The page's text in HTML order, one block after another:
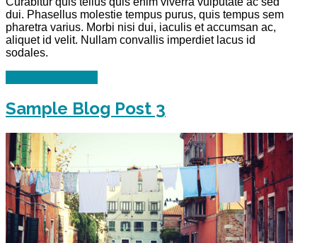
dui. Phasellus molestie tempus purus, quis tempus sem
pharetra varius. Morbi nisi dui, iaculis et accumsan ac,
aliquet id velit. Nullam convallis imperdiet lacus id
sodales.
Sample Blog Post 3